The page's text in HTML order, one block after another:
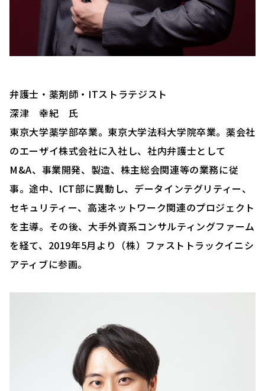
弁護士・薬剤師・ITストラテジスト
深津 幸紀 氏
東京大学薬学部卒業。東京大学法科大学院卒業。薬会社
のエーザイ株式会社に入社し、社内弁護士として
M&A、事業開発、製造、株主総会関連等の業務に従
事。途中、ICT部に異動し、データインテグリティー、
セキュリティー、高速ネットワーク関連のプロジェクト
を主導。その後、大手外資系コンサルティングファーム
を経て、2019年5月より（株）ファストトラックイニシ
アティブに参画。